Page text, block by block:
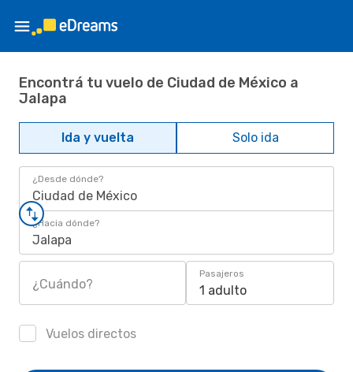
Encontrá tu vuelo de Ciudad de México a
Jalapa
Ida y vuelta Solo ida
¿Desde dónde?
Ciudad de México
¿Hacia dónde?
Jalapa
¿Cuándo?
Pasajeros
1 adulto
Vuelos directos